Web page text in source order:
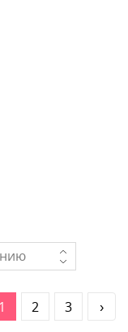
1 2 3 ›